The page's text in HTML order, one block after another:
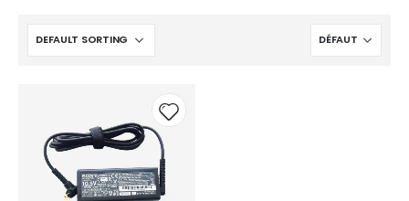
Add to
wishlist